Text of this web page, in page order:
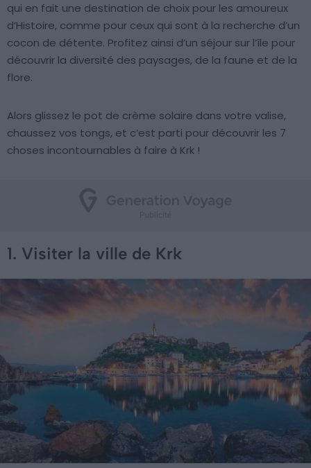
qui en fait une destination de choix pour les amoureux
d’Histoire, comme pour ceux qui sont à la recherche d’un
cocon de détente. Profitez ainsi d’un séjour sur l’île pour
découvrir la diversité des paysages, de la faune et de la
flore.
Alors glissez le pot de crème solaire dans votre valise,
chaussez vos tongs, et c’est parti pour découvrir les 7
choses incontournables à faire à Krk !
1. Visiter la ville de Krk